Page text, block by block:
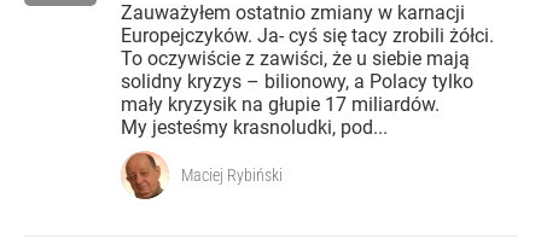
Zauważyłem ostatnio zmiany w karnacji
Europejczyków. Ja- cyś się tacy zrobili żółci.
To oczywiście z zawiści, że u siebie mają
solidny kryzys – bilionowy, a Polacy tylko
mały kryzysik na głupie 17 miliardów.
My jesteśmy krasnoludki, pod...
Maciej Rybiński